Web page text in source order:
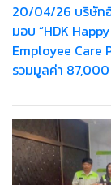
20/04/26 บริษัทฮี
มอบ “HDK
Employee Care
รวมมูลค่า